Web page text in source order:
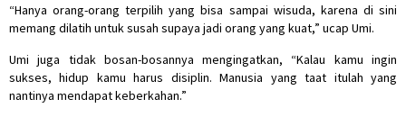
“Hanya orang-orang terpilih yang bisa sampai wisuda, karena di sini
memang dilatih untuk susah supaya jadi orang yang kuat,” ucap Umi.
Umi juga tidak bosan-bosannya mengingatkan, “Kalau kamu ingin
sukses, hidup kamu harus disiplin. Manusia yang taat itulah yang
nantinya mendapat keberkahan.”